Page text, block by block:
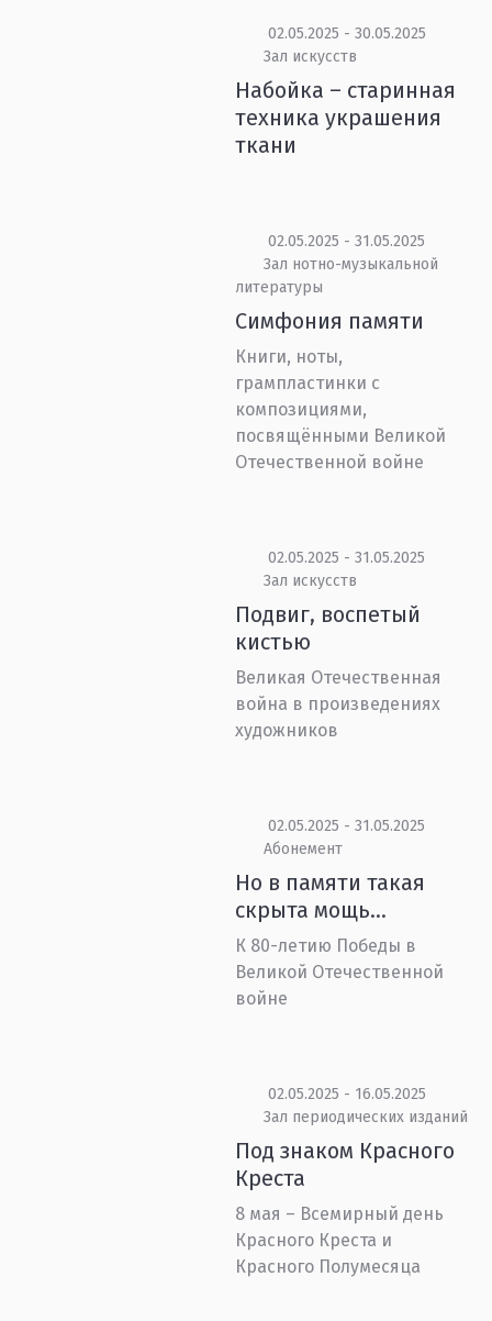
02.05.2025 - 30.05.2025
Зал искусств
Набойка – старинная
техника украшения
ткани
02.05.2025 - 31.05.2025
Зал нотно-музыкальной
литературы
Симфония памяти
Книги, ноты,
грампластинки с
композициями,
посвящёнными Великой
Отечественной войне
02.05.2025 - 31.05.2025
Зал искусств
Подвиг, воспетый
кистью
Великая Отечественная
война в произведениях
художников
02.05.2025 - 31.05.2025
Абонемент
Но в памяти такая
скрыта мощь…
К 80-летию Победы в
Великой Отечественной
войне
02.05.2025 - 16.05.2025
Зал периодических изданий
Под знаком Красного
Креста
8 мая – Всемирный день
Красного Креста и
Красного Полумесяца